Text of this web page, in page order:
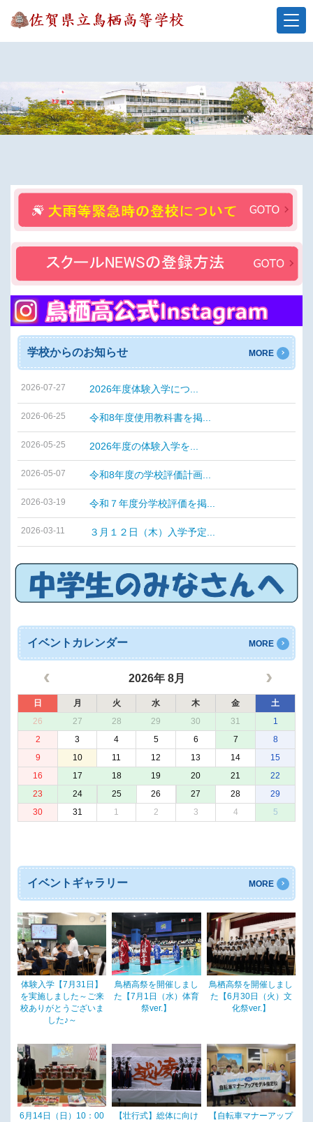
学校からのお知らせ MORE
2026-07-27 2026年度体験入学につ...
2026-06-25 令和8年度使用教科書を掲...
2026-05-25 2026年度の体験入学を...
2026-05-07 令和8年度の学校評価計画...
2026-03-19 令和７年度分学校評価を掲...
2026-03-11 ３月１２日（木）入学予定...
イベントカレンダー MORE
2026年 8月
日 月 火 水 木 金
土
26
27 28 29 30 31
1
2
3 4 5 6 7
8
9
10 11 12 13 14
15
16
17 18 19 20 21
22
23
24 25 26 27 28
29
30
31 1 2 3 4 5
イベントギャラリー MORE
体験入学【7月31日】
を実施しました～ご来
校ありがとうございま
した♪～
鳥栖高祭を開催しまし
た【7月1日（水）体育
祭ver.】
鳥栖高祭を開催しまし
た【6月30日（火）文
化祭ver.】
6月14日（日）10：00
【壮行式】総体に向け
【自転車マナーアップ